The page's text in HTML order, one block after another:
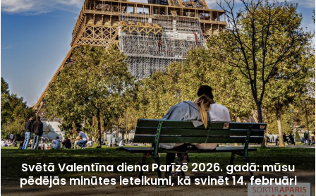
Svētā Valentīna diena Parīzē 2026. gadā: mūsu
pēdējās minūtes ieteikumi, kā svinēt 14. februāri